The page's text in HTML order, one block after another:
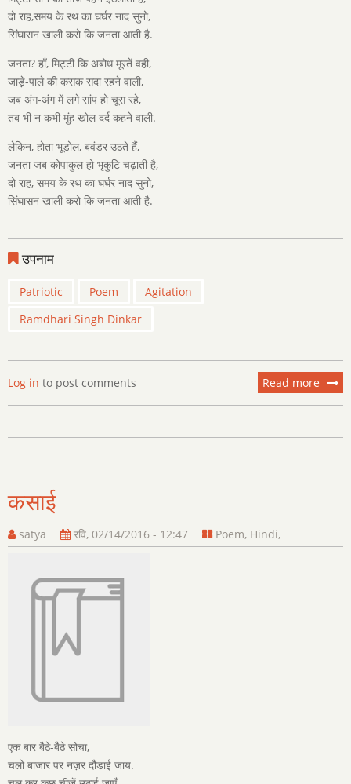
दो राह,समय के रथ का घर्घर नाद सुनो,
सिंघासन खाली करो कि जनता आती है.
जनता? हाँ, मिट्टी कि अबोध मूरतें वही,
जाड़े-पाले की कसक सदा रहने वाली,
जब अंग-अंग में लगे सांप हो चूस रहे,
तब भी न कभी मुंह खोल दर्द कहने वाली.
लेकिन, होता भूडोल, बवंडर उठते हैं,
जनता जब कोपाकुल हो भृकुटि चढ़ाती है,
दो राह, समय के रथ का घर्घर नाद सुनो,
सिंघासन खाली करो कि जनता आती है.
उपनाम
Patriotic Poem
Agitation
Ramdhari Singh Dinkar
Read more about
का
Log in to post comments
कसाई
satya रवि, 02/14/2016 - 12:47 Poem, Hindi,
एक बार बैठे-बैठे सोचा,
चलो बाजार पर नज़र दौडाई जाय.